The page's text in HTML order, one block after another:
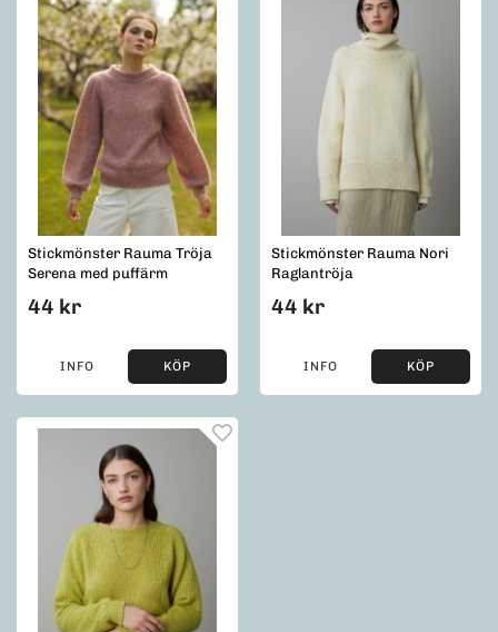
Stickmönster Rauma Tröja
Serena med puffärm
44 kr
INFO KÖP
Stickmönster Rauma Nori
Raglantröja
44 kr
INFO KÖP